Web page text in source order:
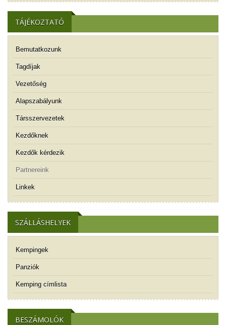
TÁJÉKOZTATÓ
Bemutatkozunk
Tagdíjak
Vezetőség
Alapszabályunk
Társszervezetek
Kezdőknek
Kezdők kérdezik
Partnereink
Linkek
SZÁLLÁSHELYEK
Kempingek
Panziók
Kemping címlista
BESZÁMOLÓK